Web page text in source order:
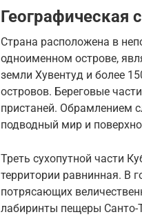
Географическая
Страна расположена в
одноименном острове,
земли Хувентуд и более
островов. Береговые
пристаней. Обрамлением
подводный мир и
Треть сухопутной части
территории равнинная. В
потрясающих
лабиринты пещеры Санто-